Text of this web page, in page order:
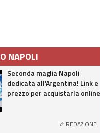
NAPOLI
Seconda maglia Napoli
dedicata all'Argentina! Link e
prezzo per acquistarla online
REDAZIONE